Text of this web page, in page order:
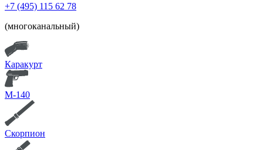
+7 (495) 115 62 78
(многоканальный)
Каракурт
М-140
Скорпион